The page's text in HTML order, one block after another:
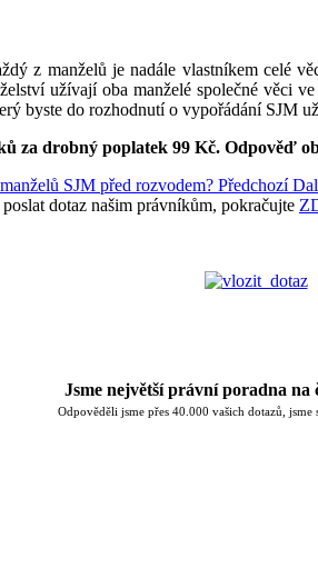
z manželů je nadále vlastníkem celé
užívají oba manželé společné
byste do rozhodnutí o vypořádání SJM
za drobný poplatek 99 Kč. Odpověď
SJM před rozvodem? Předchozí
dotaz našim právníkům, pokračujte
Jsme největší právní poradna na
Odpověděli jsme přes 40.000 vašich dotazů,